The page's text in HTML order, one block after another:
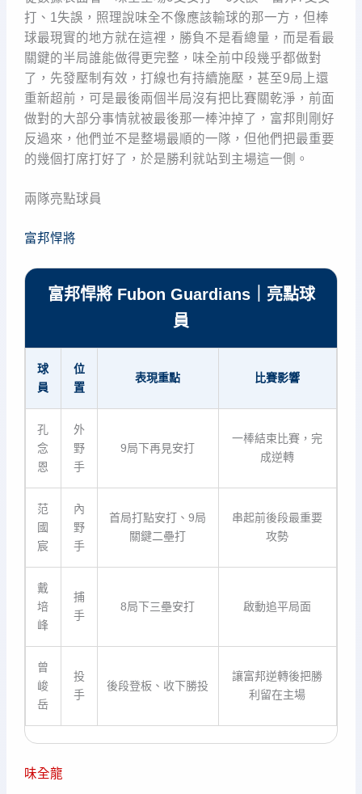
打、1失誤，照理說味全不像應該輸球的那一方，但棒
球最現實的地方就在這裡，勝負不是看總量，而是看最
關鍵的半局誰能做得更完整，味全前中段幾乎都做對
了，先發壓制有效，打線也有持續施壓，甚至9局上還
重新超前，可是最後兩個半局沒有把比賽關乾淨，前面
做對的大部分事情就被最後那一棒沖掉了，富邦則剛好
反過來，他們並不是整場最順的一隊，但他們把最重要
的幾個打席打好了，於是勝利就站到主場這一側。
兩隊亮點球員
富邦悍將
富邦悍將 Fubon Guardians｜亮點球
員
球
員
位
置
表現重點 比賽影響
孔
念
恩
外
野
手
9局下再見安打
一棒結束比賽，完
成逆轉
范
國
宸
內
野
手
首局打點安打、9局
關鍵二壘打
串起前後段最重要
攻勢
戴
培
峰
捕
手
8局下三壘安打 啟動追平局面
曾
峻
岳
投
手
後段登板、收下勝投
讓富邦逆轉後把勝
利留在主場
味全龍